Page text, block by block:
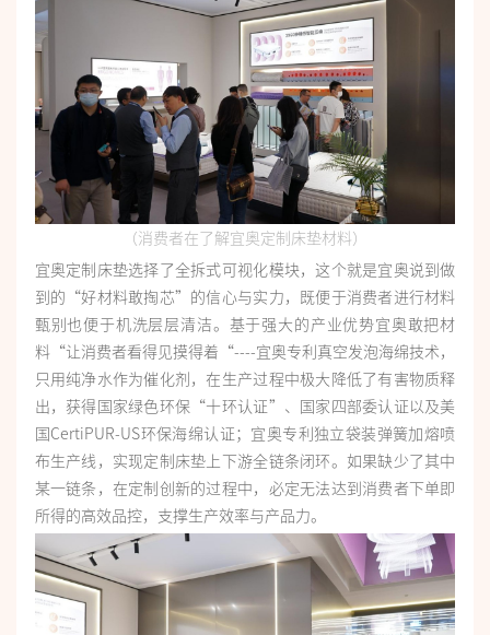
（消费者在了解宜奥定制床垫材料）
宜奥定制床垫选择了全拆式可视化模块，这个就是宜奥说到做
到的“好材料敢掏芯”的信心与实力，既便于消费者进行材料
甄别也便于机洗层层清洁。基于强大的产业优势宜奥敢把材
料“让消费者看得见摸得着“----宜奥专利真空发泡海绵技术，
只用纯净水作为催化剂，在生产过程中极大降低了有害物质释
出，获得国家绿色环保“十环认证”、国家四部委认证以及美
国CertiPUR-US环保海绵认证；宜奥专利独立袋装弹簧加熔喷
布生产线，实现定制床垫上下游全链条闭环。如果缺少了其中
某一链条，在定制创新的过程中，必定无法达到消费者下单即
所得的高效品控，支撑生产效率与产品力。